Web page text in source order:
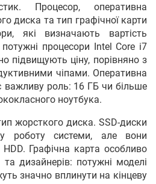
Процесор, оперативна
диска та тип графічної карти
які визначають вартість
процесори Intel Core i7
підвищують ціну, порівняно з
чіпами. Оперативна
важливу роль: 16 ГБ чи більше
ноутбука.
жорсткого диска. SSD-диски
роботу системи, але вони
Графічна карта особливо
дизайнерів: потужні моделі
значно вплинути на кінцеву